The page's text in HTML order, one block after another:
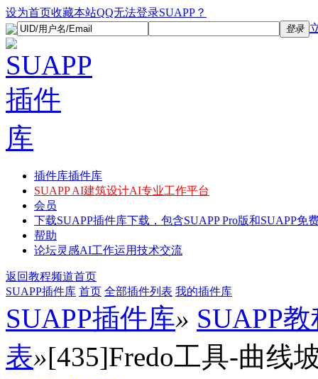
设为首页收藏本站QQ无法登录SUAPP？
登录
插件库插件库
SUAPP AI建筑设计AI专业工作平台
会员
下载SUAPP插件库下载，包含SUAPP Pro版和SUAPP免
帮助
论坛灵感AI工作运用技术交流
返回教程频道首页
SUAPP插件库 首页 全部插件列表 我的插件库
SUAPP插件库» SUAPP
表»[435]Fredo工具-曲线